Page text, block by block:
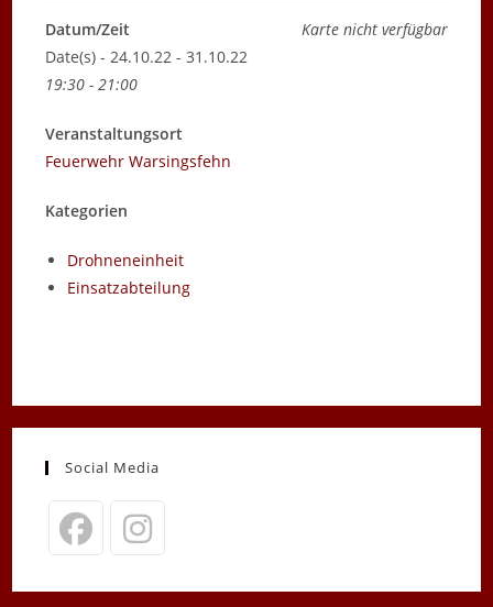
Karte nicht verfügbar
Datum/Zeit
Date(s) - 24.10.22 - 31.10.22
19:30 - 21:00
Veranstaltungsort
Feuerwehr Warsingsfehn
Kategorien
Drohneneinheit
Einsatzabteilung
Social Media
in
in